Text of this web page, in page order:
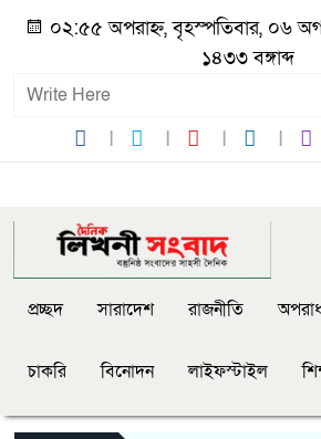
০২:৫৫ অপরাহ্ন, বৃহস্পতিবার, ০৬
১৪৩৩ বঙ্গাব্দ
প্রচ্ছদ সারাদেশ রাজনীতি
চাকরি বিনোদন লাইফস্টাইল